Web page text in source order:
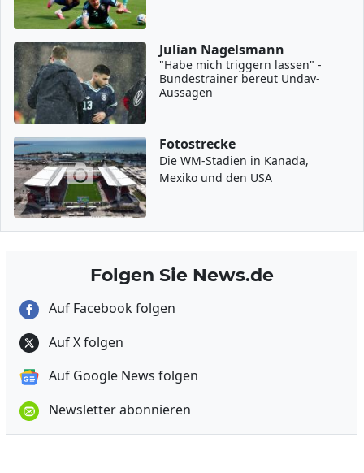
Julian Nagelsmann
"Habe mich triggern lassen" -
Bundestrainer bereut Undav-
Aussagen
Fotostrecke
Die WM-Stadien in Kanada,
Mexiko und den USA
Folgen Sie News.de
Auf Facebook folgen
Auf X folgen
Auf Google News folgen
Newsletter abonnieren